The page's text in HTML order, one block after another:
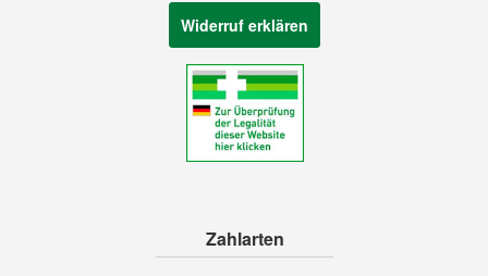
Widerruf erklären
Zahlarten